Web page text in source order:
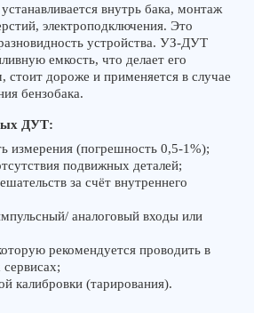
внутрь бака, монтаж
электроподключения. Это
устройства. УЗ-ДУТ
емкость, что делает его
стоит дороже и применяется в случае
бензобака.
ДУТ:
измерения (погрешность 0,5-1%);
подвижных деталей;
за счёт внутреннего
аналоговый входы или
рекомендуется проводить в
калибровки (тарирования).